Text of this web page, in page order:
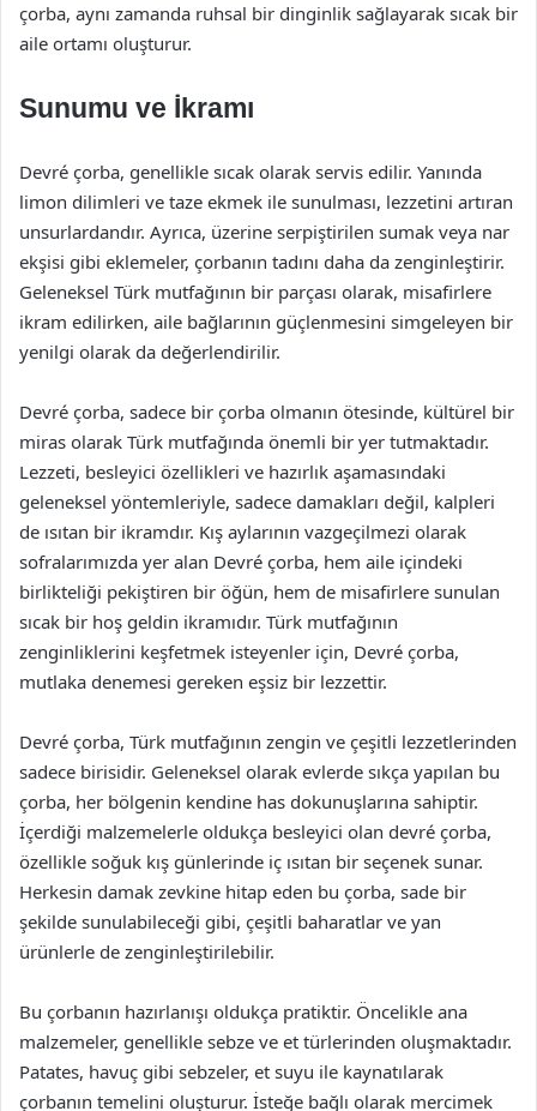
çorba, aynı zamanda ruhsal bir dinginlik sağlayarak sıcak bir
aile ortamı oluşturur.
Sunumu ve İkramı
Devré çorba, genellikle sıcak olarak servis edilir. Yanında
limon dilimleri ve taze ekmek ile sunulması, lezzetini artıran
unsurlardandır. Ayrıca, üzerine serpiştirilen sumak veya nar
ekşisi gibi eklemeler, çorbanın tadını daha da zenginleştirir.
Geleneksel Türk mutfağının bir parçası olarak, misafirlere
ikram edilirken, aile bağlarının güçlenmesini simgeleyen bir
yenilgi olarak da değerlendirilir.
Devré çorba, sadece bir çorba olmanın ötesinde, kültürel bir
miras olarak Türk mutfağında önemli bir yer tutmaktadır.
Lezzeti, besleyici özellikleri ve hazırlık aşamasındaki
geleneksel yöntemleriyle, sadece damakları değil, kalpleri
de ısıtan bir ikramdır. Kış aylarının vazgeçilmezi olarak
sofralarımızda yer alan Devré çorba, hem aile içindeki
birlikteliği pekiştiren bir öğün, hem de misafirlere sunulan
sıcak bir hoş geldin ikramıdır. Türk mutfağının
zenginliklerini keşfetmek isteyenler için, Devré çorba,
mutlaka denemesi gereken eşsiz bir lezzettir.
Devré çorba, Türk mutfağının zengin ve çeşitli lezzetlerinden
sadece birisidir. Geleneksel olarak evlerde sıkça yapılan bu
çorba, her bölgenin kendine has dokunuşlarına sahiptir.
İçerdiği malzemelerle oldukça besleyici olan devré çorba,
özellikle soğuk kış günlerinde iç ısıtan bir seçenek sunar.
Herkesin damak zevkine hitap eden bu çorba, sade bir
şekilde sunulabileceği gibi, çeşitli baharatlar ve yan
ürünlerle de zenginleştirilebilir.
Bu çorbanın hazırlanışı oldukça pratiktir. Öncelikle ana
malzemeler, genellikle sebze ve et türlerinden oluşmaktadır.
Patates, havuç gibi sebzeler, et suyu ile kaynatılarak
çorbanın temelini oluşturur. İsteğe bağlı olarak mercimek